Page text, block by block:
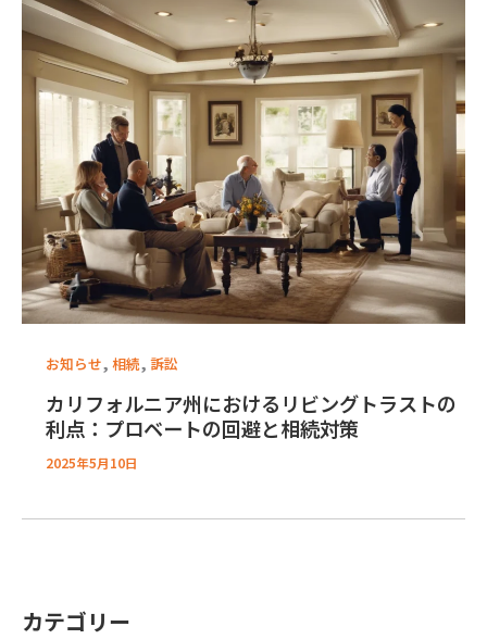
お知らせ, 相続, 訴訟
カリフォルニア州におけるリビングトラストの
利点：プロベートの回避と相続対策
2025年5月10日
カテゴリー